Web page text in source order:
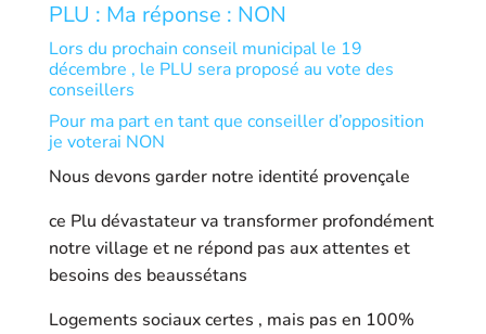
PLU : Ma réponse : NON
Lors du prochain conseil municipal le 19
décembre , le PLU sera proposé au vote des
conseillers
Pour ma part en tant que conseiller d’opposition
je voterai NON
Nous devons garder notre identité provençale
ce Plu dévastateur va transformer profondément
notre village et ne répond pas aux attentes et
besoins des beaussétans
Logements sociaux certes , mais pas en 100%